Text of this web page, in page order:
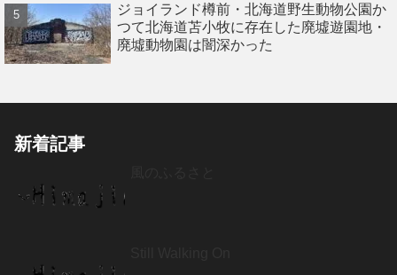
ジョイランド樽前・北海道野生動物公園か
つて北海道苫小牧に存在した廃墟遊園地・
廃墟動物園は闇深かった
新着記事